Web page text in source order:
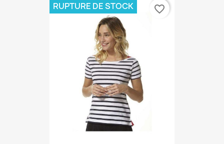
RUPTURE DE STOCK favorite_border